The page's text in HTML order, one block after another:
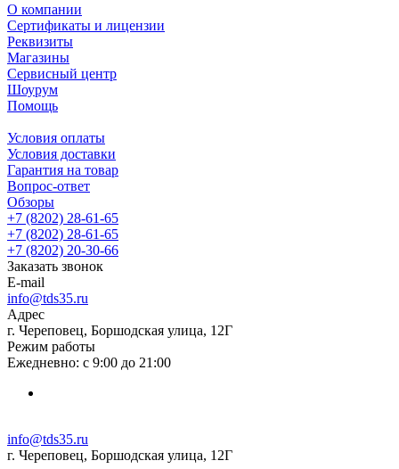
О компании
Сертификаты и лицензии
Реквизиты
Магазины
Сервисный центр
Шоурум
Помощь
Условия оплаты
Условия доставки
Гарантия на товар
Вопрос-ответ
Обзоры
+7 (8202) 28‑61-65
+7 (8202) 28‑61-65
+7 (8202) 20‑30-66
Заказать звонок
E-mail
info@tds35.ru
Адрес
г. Череповец, Боршодская улица, 12Г
Режим работы
Ежедневно: с 9:00 до 21:00
info@tds35.ru
г. Череповец, Боршодская улица, 12Г